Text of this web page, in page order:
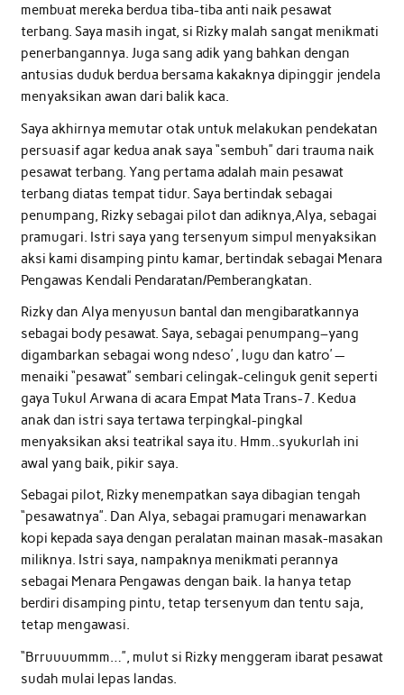
membuat mereka berdua tiba-tiba anti naik pesawat
terbang. Saya masih ingat, si Rizky malah sangat menikmati
penerbangannya. Juga sang adik yang bahkan dengan
antusias duduk berdua bersama kakaknya dipinggir jendela
menyaksikan awan dari balik kaca.
Saya akhirnya memutar otak untuk melakukan pendekatan
persuasif agar kedua anak saya “sembuh” dari trauma naik
pesawat terbang. Yang pertama adalah main pesawat
terbang diatas tempat tidur. Saya bertindak sebagai
penumpang, Rizky sebagai pilot dan adiknya,Alya, sebagai
pramugari. Istri saya yang tersenyum simpul menyaksikan
aksi kami disamping pintu kamar, bertindak sebagai Menara
Pengawas Kendali Pendaratan/Pemberangkatan.
Rizky dan Alya menyusun bantal dan mengibaratkannya
sebagai body pesawat. Saya, sebagai penumpang–yang
digambarkan sebagai wong ndeso’ , lugu dan katro’ —
menaiki “pesawat” sembari celingak-celinguk genit seperti
gaya Tukul Arwana di acara Empat Mata Trans-7. Kedua
anak dan istri saya tertawa terpingkal-pingkal
menyaksikan aksi teatrikal saya itu. Hmm..syukurlah ini
awal yang baik, pikir saya.
Sebagai pilot, Rizky menempatkan saya dibagian tengah
“pesawatnya”. Dan Alya, sebagai pramugari menawarkan
kopi kepada saya dengan peralatan mainan masak-masakan
miliknya. Istri saya, nampaknya menikmati perannya
sebagai Menara Pengawas dengan baik. Ia hanya tetap
berdiri disamping pintu, tetap tersenyum dan tentu saja,
tetap mengawasi.
“Brruuuummm…”, mulut si Rizky menggeram ibarat pesawat
sudah mulai lepas landas.